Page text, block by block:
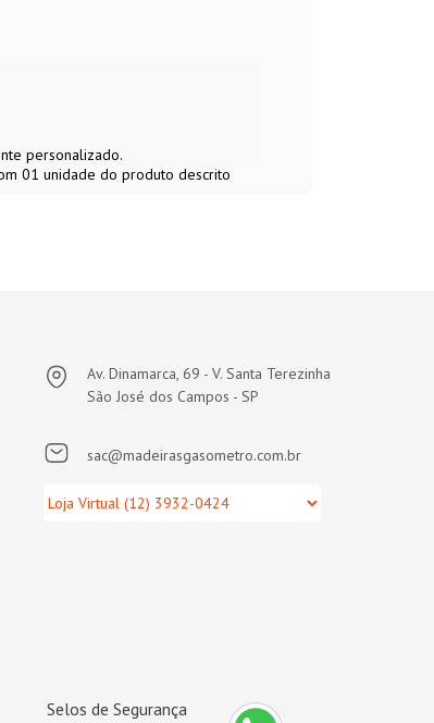
personalizado.
01 unidade do produto descrito
Av. Dinamarca, 69 - V. Santa Terezinha
São José dos Campos - SP
sac@madeirasgasometro.com.br
Selos de Segurança